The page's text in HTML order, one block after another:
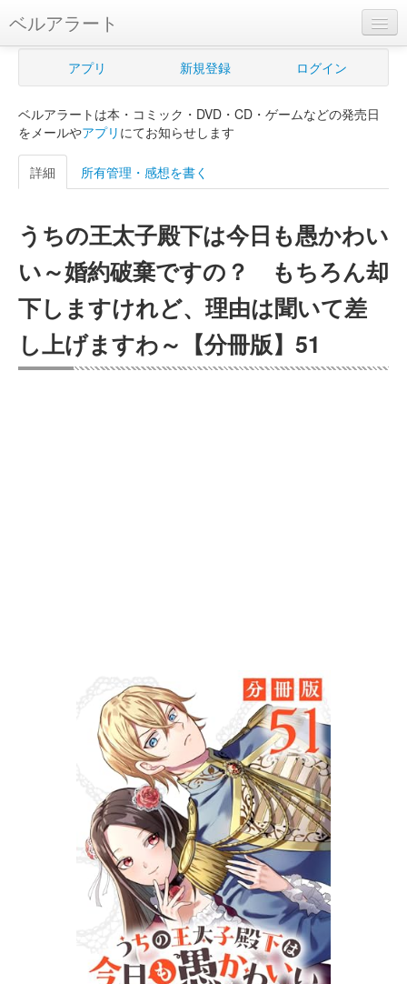
ベルアラート
ベルアラートとは
新規登録
ログイン
購入管理
Myシェルフ
プレミアム
アプリ 新規登録 ログイン
ベルアラートは本・コミック・DVD・CD・ゲームなどの発売日
をメールやアプリ にてお知らせします
詳細 所有管理・感想を書く
うちの王太子殿下は今日も愚かわい
い～婚約破棄ですの？ もちろん却
下しますけれど、理由は聞いて差
し上げますわ～【分冊版】51